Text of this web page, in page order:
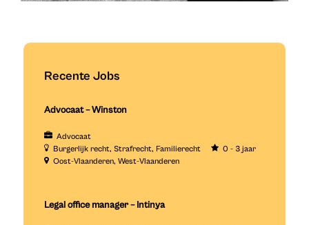
Recente Jobs
Advocaat – Winston
Advocaat
Burgerlijk recht Strafrecht Familierecht
0 - 3 jaar
Oost-Vlaanderen West-Vlaanderen
Legal office manager – Intinya